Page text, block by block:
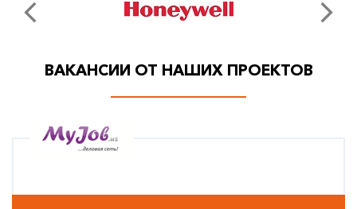
ВАКАНСИИ ОТ НАШИХ ПРОЕКТОВ